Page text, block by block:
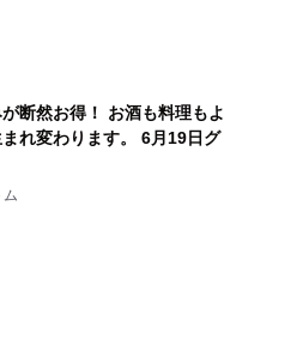
断然お得！ お酒も料理もよ
れ変わります。 6月19日グ